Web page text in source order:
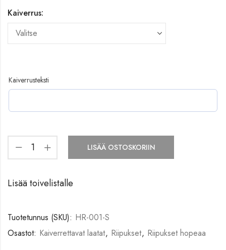
Kaiverrus:
Kaiverrusteksti
LISÄÄ OSTOSKORIIN
Lisää toivelistalle
Tuotetunnus (SKU): HR-001-S
Osastot: Kaiverrettavat laatat, Riipukset, Riipukset hopeaa